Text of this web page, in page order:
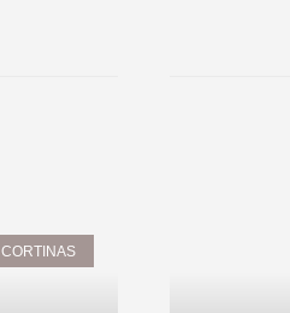
CORTINAS